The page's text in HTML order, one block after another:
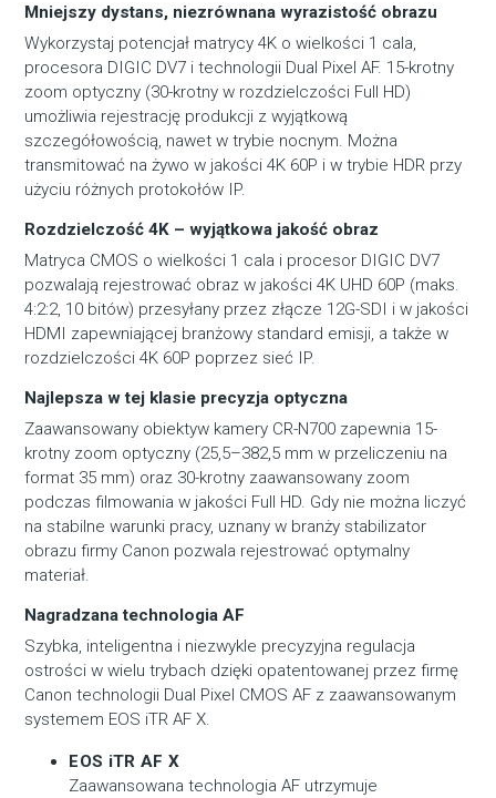
Mniejszy dystans, niezrównana wyrazistość obrazu
Wykorzystaj potencjał matrycy 4K o wielkości 1 cala,
procesora DIGIC DV7 i technologii Dual Pixel AF. 15-krotny
zoom optyczny (30-krotny w rozdzielczości Full HD)
umożliwia rejestrację produkcji z wyjątkową
szczegółowością, nawet w trybie nocnym. Można
transmitować na żywo w jakości 4K 60P i w trybie HDR przy
użyciu różnych protokołów IP.
Rozdzielczość 4K – wyjątkowa jakość obraz
Matryca CMOS o wielkości 1 cala i procesor DIGIC DV7
pozwalają rejestrować obraz w jakości 4K UHD 60P (maks.
4:2:2, 10 bitów) przesyłany przez złącze 12G-SDI i w jakości
HDMI zapewniającej branżowy standard emisji, a także w
rozdzielczości 4K 60P poprzez sieć IP.
Najlepsza w tej klasie precyzja optyczna
Zaawansowany obiektyw kamery CR-N700 zapewnia 15-
krotny zoom optyczny (25,5–382,5 mm w przeliczeniu na
format 35 mm) oraz 30-krotny zaawansowany zoom
podczas filmowania w jakości Full HD. Gdy nie można liczyć
na stabilne warunki pracy, uznany w branży stabilizator
obrazu firmy Canon pozwala rejestrować optymalny
materiał.
Nagradzana technologia AF
Szybka, inteligentna i niezwykle precyzyjna regulacja
ostrości w wielu trybach dzięki opatentowanej przez firmę
Canon technologii Dual Pixel CMOS AF z zaawansowanym
systemem EOS iTR AF X.
EOS iTR AF X
Zaawansowana technologia AF utrzymuje